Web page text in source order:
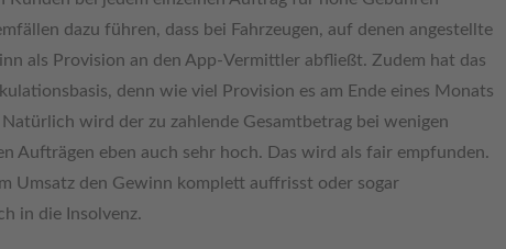
dazu führen, dass bei Fahrzeugen, auf denen angestellte
als Provision an den App-Vermittler abfließt. Zudem hat das
denn wie viel Provision es am Ende eines Monats
wird der zu zahlende Gesamtbetrag bei wenigen
Aufträgen eben auch sehr hoch. Das wird als fair empfunden.
Umsatz den Gewinn komplett auffrisst oder sogar
in die Insolvenz.